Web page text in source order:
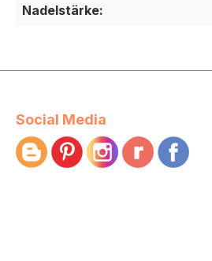
Nadelstärke:
Social Media